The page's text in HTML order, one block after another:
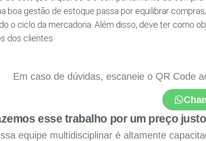
boa gestão de estoque passa por equilibrar
o ciclo da mercadoria. Além disso, deve ter como
dos clientes.
Em caso de dúvidas, escaneie o QR Code
esse trabalho por um preço
equipe multidisciplinar é altamente